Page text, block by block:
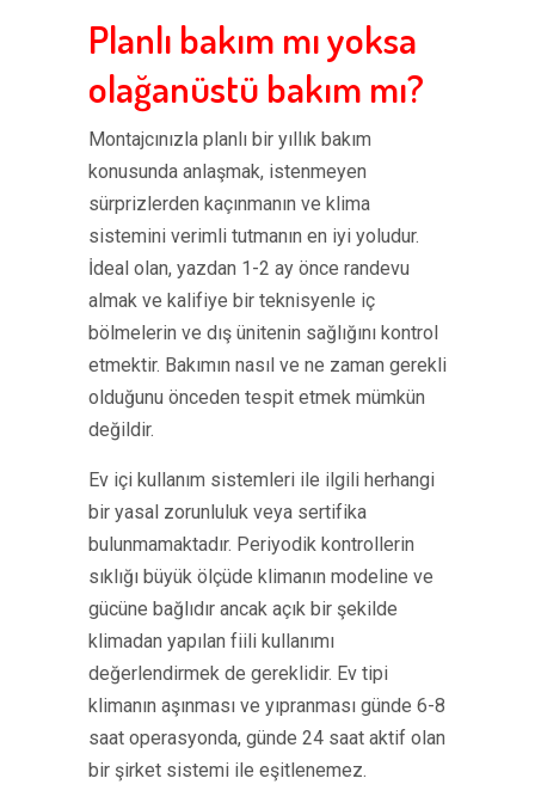
Planlı bakım mı yoksa
olağanüstü bakım mı?
Montajcınızla planlı bir yıllık bakım
konusunda anlaşmak, istenmeyen
sürprizlerden kaçınmanın ve klima
sistemini verimli tutmanın en iyi yoludur.
İdeal olan, yazdan 1-2 ay önce randevu
almak ve kalifiye bir teknisyenle iç
bölmelerin ve dış ünitenin sağlığını kontrol
etmektir. Bakımın nasıl ve ne zaman gerekli
olduğunu önceden tespit etmek mümkün
değildir.
Ev içi kullanım sistemleri ile ilgili herhangi
bir yasal zorunluluk veya sertifika
bulunmamaktadır. Periyodik kontrollerin
sıklığı büyük ölçüde klimanın modeline ve
gücüne bağlıdır ancak açık bir şekilde
klimadan yapılan fiili kullanımı
değerlendirmek de gereklidir. Ev tipi
klimanın aşınması ve yıpranması günde 6-8
saat operasyonda, günde 24 saat aktif olan
bir şirket sistemi ile eşitlenemez.